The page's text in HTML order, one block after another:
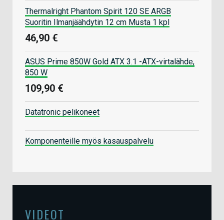
Thermalright Phantom Spirit 120 SE ARGB
Suoritin Ilmanjäähdytin 12 cm Musta 1 kpl
46,90 €
ASUS Prime 850W Gold ATX 3.1 -ATX-virtalähde,
850 W
109,90 €
Datatronic pelikoneet
Komponenteille myös kasauspalvelu
VIDEOT